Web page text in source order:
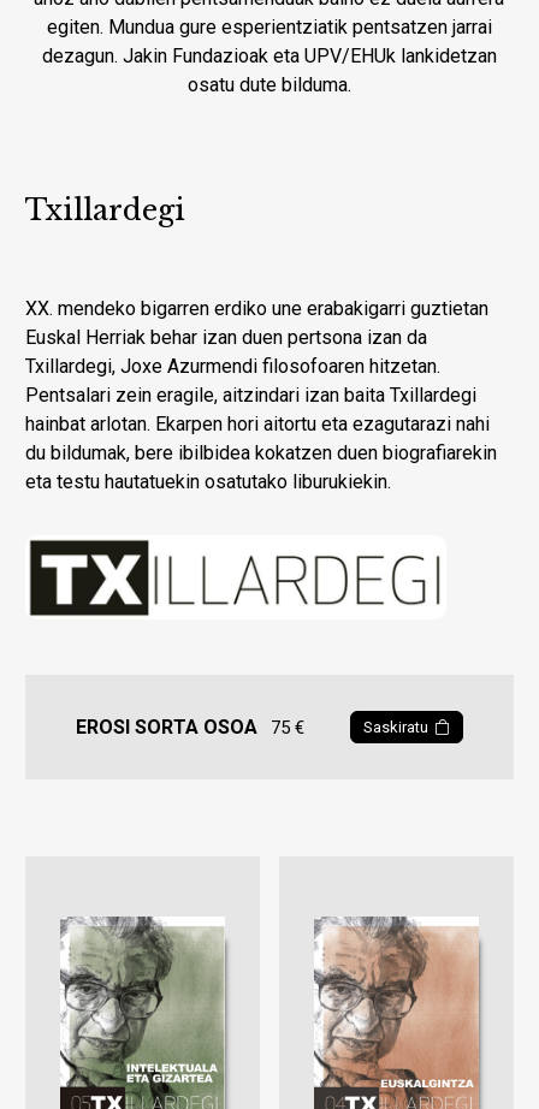
egiten. Mundua gure esperientziatik pentsatzen jarrai
dezagun. Jakin Fundazioak eta UPV/EHUk lankidetzan
osatu dute bilduma.
Txillardegi
XX. mendeko bigarren erdiko une erabakigarri guztietan
Euskal Herriak behar izan duen pertsona izan da
Txillardegi, Joxe Azurmendi filosofoaren hitzetan.
Pentsalari zein eragile, aitzindari izan baita Txillardegi
hainbat arlotan. Ekarpen hori aitortu eta ezagutarazi nahi
du bildumak, bere ibilbidea kokatzen duen biografiarekin
eta testu hautatuekin osatutako liburukiekin.
EROSI SORTA OSOA 75 € Saskiratu